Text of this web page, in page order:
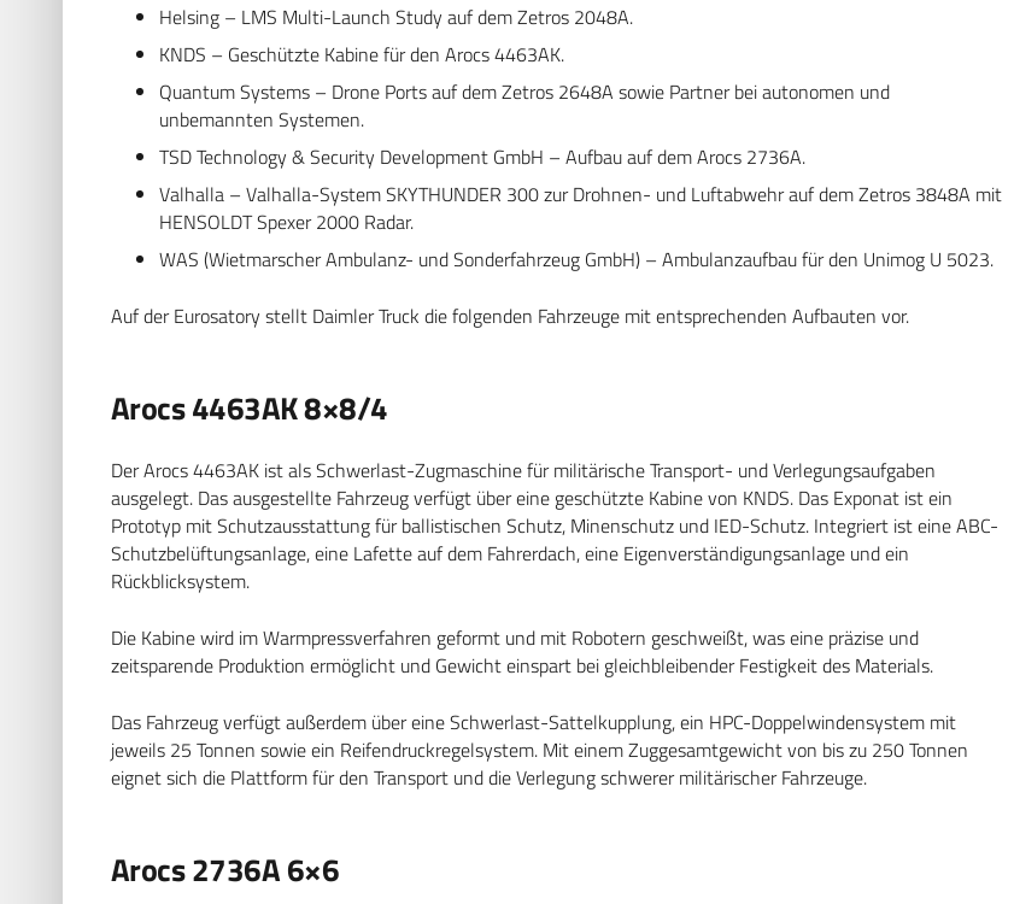
Helsing – LMS Multi-Launch Study auf dem Zetros 2048A.
KNDS – Geschützte Kabine für den Arocs 4463AK.
Quantum Systems – Drone Ports auf dem Zetros 2648A sowie Partner bei autonomen und
unbemannten Systemen.
TSD Technology & Security Development GmbH – Aufbau auf dem Arocs 2736A.
Valhalla – Valhalla-System SKYTHUNDER 300 zur Drohnen- und Luftabwehr auf dem Zetros 3848A mit
HENSOLDT Spexer 2000 Radar.
WAS (Wietmarscher Ambulanz- und Sonderfahrzeug GmbH) – Ambulanzaufbau für den Unimog U 5023.
Auf der Eurosatory stellt Daimler Truck die folgenden Fahrzeuge mit entsprechenden Aufbauten vor.
Arocs 4463AK 8×8/4
Der Arocs 4463AK ist als Schwerlast-Zugmaschine für militärische Transport- und Verlegungsaufgaben
ausgelegt. Das ausgestellte Fahrzeug verfügt über eine geschützte Kabine von KNDS. Das Exponat ist ein
Prototyp mit Schutzausstattung für ballistischen Schutz, Minenschutz und IED-Schutz. Integriert ist eine ABC-
Schutzbelüftungsanlage, eine Lafette auf dem Fahrerdach, eine Eigenverständigungsanlage und ein
Rückblicksystem.
Die Kabine wird im Warmpressverfahren geformt und mit Robotern geschweißt, was eine präzise und
zeitsparende Produktion ermöglicht und Gewicht einspart bei gleichbleibender Festigkeit des Materials.
Das Fahrzeug verfügt außerdem über eine Schwerlast-Sattelkupplung, ein HPC-Doppelwindensystem mit
jeweils 25 Tonnen sowie ein Reifendruckregelsystem. Mit einem Zuggesamtgewicht von bis zu 250 Tonnen
eignet sich die Plattform für den Transport und die Verlegung schwerer militärischer Fahrzeuge.
Arocs 2736A 6×6